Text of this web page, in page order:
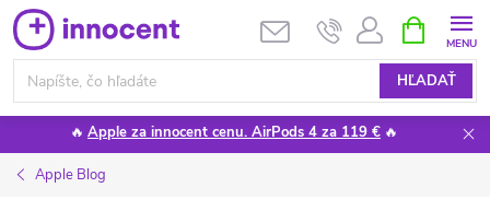
Prejsť
na
obsah
HĽADAŤ
KOŠÍK
🔥 Apple za innocent cenu. AirPods 4 za 119 € 🔥
Apple Blog